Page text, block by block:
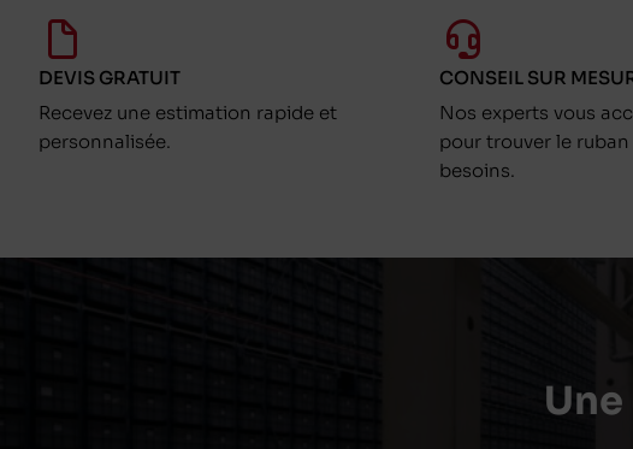
DEVIS GRATUIT
Recevez une estimation rapide et
personnalisée.
CONSEIL SUR
Nos experts vous
pour trouver le
besoins.